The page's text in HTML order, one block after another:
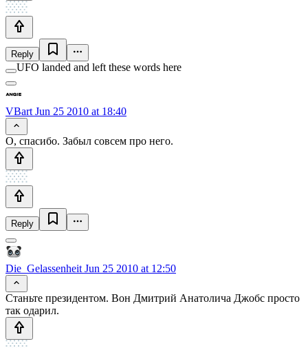
Reply
UFO landed and left these words here
VBart Jun 25 2010 at 18:40
О, спасибо. Забыл совсем про него.
Reply
Die_Gelassenheit Jun 25 2010 at 12:50
Станьте президентом. Вон Дмитрий Анатолича Джобс просто
так одарил.